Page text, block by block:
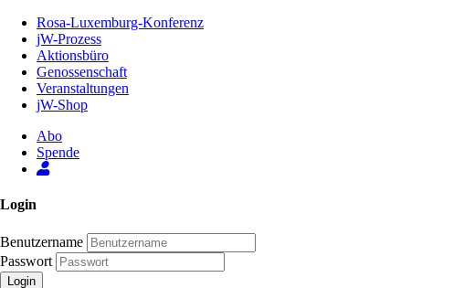
Inhalt
Seite
Rosa-Luxemburg-Konferenz
jW-Prozess
Aktionsbüro
Genossenschaft
Veranstaltungen
jW-Shop
Abo
Spende
Login
Benutzername
Passwort
Login